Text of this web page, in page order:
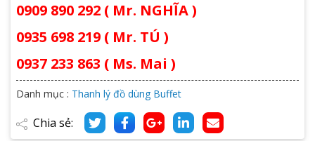
0909 890 292 ( Mr. NGHĨA )
0935 698 219 ( Mr. TÚ )
0937 233 863 ( Ms. Mai )
Danh mục : Thanh lý đồ dùng Buffet
Chia sẻ: